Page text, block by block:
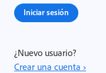
Iniciar sesión
¿Nuevo usuario?
Crear una cuenta ›